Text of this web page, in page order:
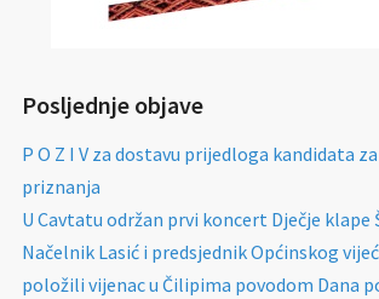
Posljednje objave
P O Z I V za dostavu prijedloga kandidata
priznanja
U Cavtatu održan prvi koncert Dječje klape
Načelnik Lasić i predsjednik Općinskog
položili vijenac u Čilipima povodom Dana